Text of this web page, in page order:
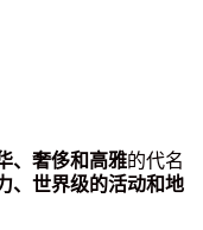
、奢侈和高雅的代名
、世界级的活动和地